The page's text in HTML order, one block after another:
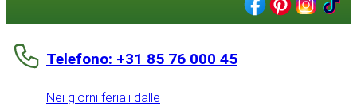
Telefono: +31 85 76 000 45
Nei giorni feriali dalle